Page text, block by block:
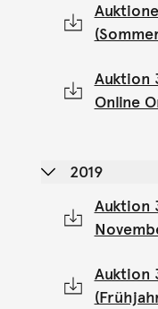
Auktion
Online
2019
Auktion
Auktion